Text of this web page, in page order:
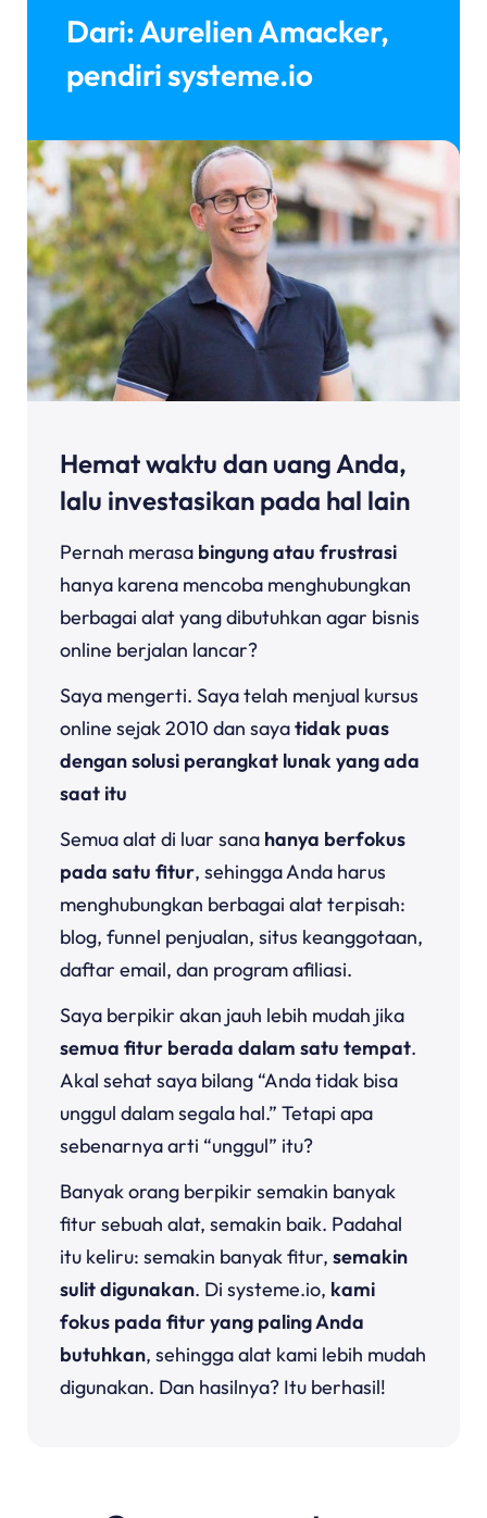
Dari: Aurelien Amacker,
pendiri systeme.io
Hemat waktu dan uang Anda,
lalu investasikan pada hal lain
Pernah merasa bingung atau frustrasi
hanya karena mencoba menghubungkan
berbagai alat yang dibutuhkan agar bisnis
online berjalan lancar?
Saya mengerti. Saya telah menjual kursus
online sejak 2010 dan sayatidak puas
dengan solusi perangkat lunak yang ada
saat itu
Semua alat di luar sana hanya berfokus
pada satu fitur, sehingga Anda harus
menghubungkan berbagai alat terpisah:
blog, funnel penjualan, situs keanggotaan,
daftar email, dan program afiliasi.
Saya berpikir akan jauh lebih mudah jika
semua fitur berada dalam satu tempat.
Akal sehat saya bilang “Anda tidak bisa
unggul dalam segala hal.” Tetapi apa
sebenarnya arti “unggul” itu?
Banyak orang berpikir semakin banyak
fitur sebuah alat, semakin baik. Padahal
itu keliru: semakin banyak fitur, semakin
sulit digunakan. Di systeme.io, kami
fokus pada fitur yang paling Anda
butuhkan, sehingga alat kami lebih mudah
digunakan. Dan hasilnya? Itu berhasil!